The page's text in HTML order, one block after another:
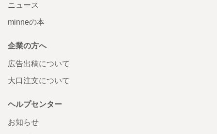
ニュース
minneの本
企業の方へ
広告出稿について
大口注文について
ヘルプセンター
お知らせ